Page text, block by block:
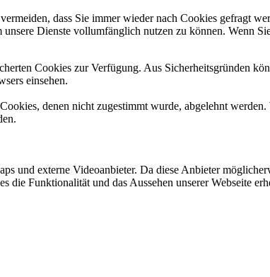
dass Sie immer wieder nach Cookies gefragt
Dienste vollumfänglich nutzen zu können. Wenn
Cookies zur Verfügung. Aus Sicherheitsgründen
einsehen.
denen nicht zugestimmt wurde, abgelehnt
und externe Videoanbieter. Da diese Anbieter
die Funktionalität und das Aussehen unserer Webseite